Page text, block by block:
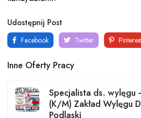
Udostępnij Post
Facebook Twitter
Inne Oferty Pracy
Specjalista ds. wylęgu
(K/M) Zakład Wylęgu
Podlaski